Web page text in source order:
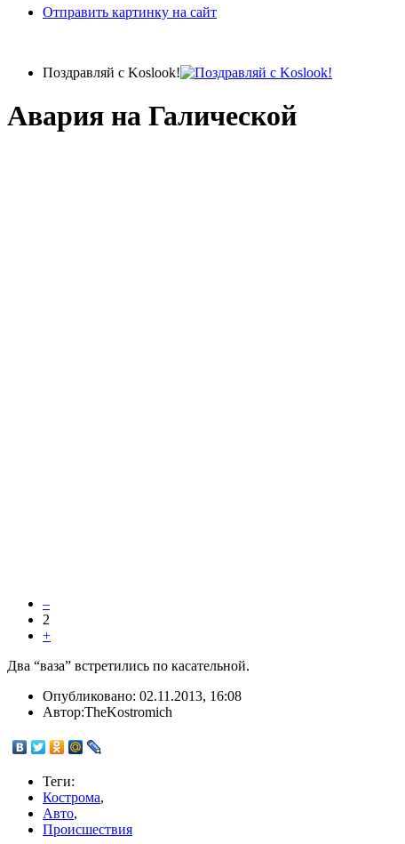
Отправить картинку на сайт
Поздравляй с Koslook!
Авария на Галической
–
2
+
Два “ваза” встретились по касательной.
Опубликовано: 02.11.2013, 16:08
Автор:TheKostromich
Теги:
Кострома,
Авто,
Происшествия